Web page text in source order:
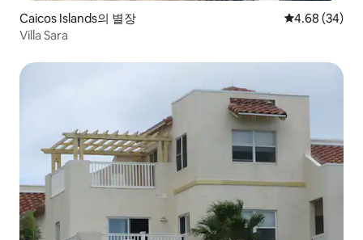
Caicos Islands의 별장 평점 4.68점(5
4.68 (34)
Villa Sara